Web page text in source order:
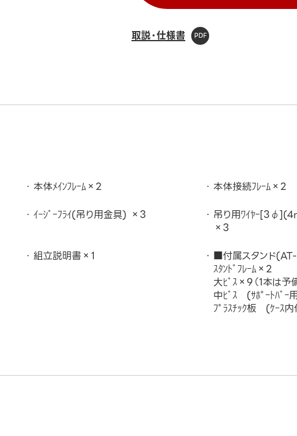
取説・仕様書
本体ﾒｲﾝﾌﾚｰﾑ×2
本体接続ﾌﾚｰﾑ×2
ｲｰｼﾞｰﾌﾗｲ(吊り用金具) ×3
吊り用ﾜｲﾔｰ
×3
組立説明書×1
■付属スタンド
ｽﾀﾝﾄﾞﾌﾚｰﾑ×2
大ﾋﾞｽ×9（1本は予
中ﾋﾞｽ (ｻﾎﾟｰﾄﾊﾞｰ
ﾌﾟﾗｽﾁｯｸ板 (ｹｰｽ